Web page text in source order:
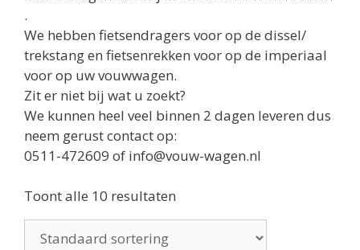
.
We hebben fietsendragers voor op de dissel/
trekstang en fietsenrekken voor op de imperiaal
voor op uw vouwwagen.
Zit er niet bij wat u zoekt?
We kunnen heel veel binnen 2 dagen leveren dus
neem gerust contact op:
0511-472609 of info@vouw-wagen.nl
Toont alle 10 resultaten